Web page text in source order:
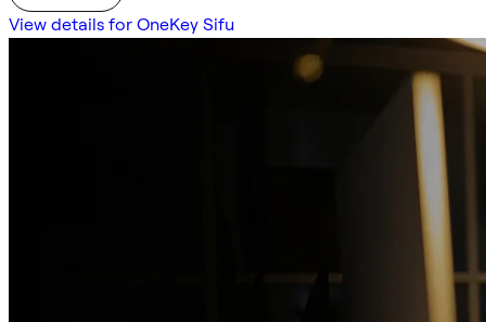
View details for OneKey Sifu